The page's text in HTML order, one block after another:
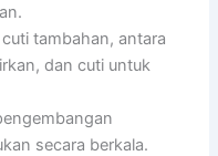
tambahan, antara
dan cuti untuk
secara berkala.